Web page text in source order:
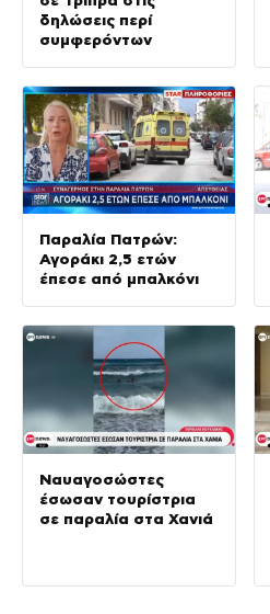
δηλώσεις περί
συμφερόντων
Παραλία Πατρών:
Αγοράκι 2,5 ετών
έπεσε από μπαλκόνι
Ναυαγοσώστες
έσωσαν τουρίστρια
σε παραλία στα Χανιά